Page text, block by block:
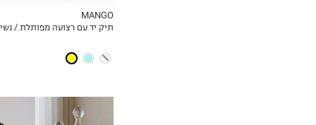
MY LIST
MANGO
תיק יד עם רצועה מפותלת /